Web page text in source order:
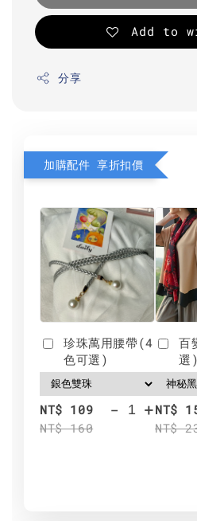
Add to
分享
加購配件 享折扣價
珍珠萬用腰帶(4
色可選)
NT$ 109
NT$ 160
- +
百
選)
NT$
NT$